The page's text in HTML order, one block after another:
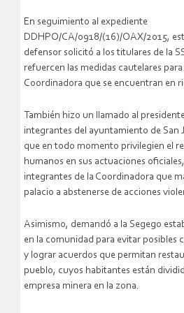
En seguimiento al expediente
DDHPO/CA/0918/(16)/OAX/2015,
defensor solicitó a los titulares de la
refuercen las medidas cautelares
Coordinadora que se encuentran en
También hizo un llamado al
integrantes del ayuntamiento de San
que en todo momento privilegien el
humanos en sus actuaciones
integrantes de la Coordinadora que
palacio a abstenerse de acciones
Asimismo, demandó a la Segego
en la comunidad para evitar posibles
y lograr acuerdos que permitan
pueblo, cuyos habitantes están
empresa minera en la zona.